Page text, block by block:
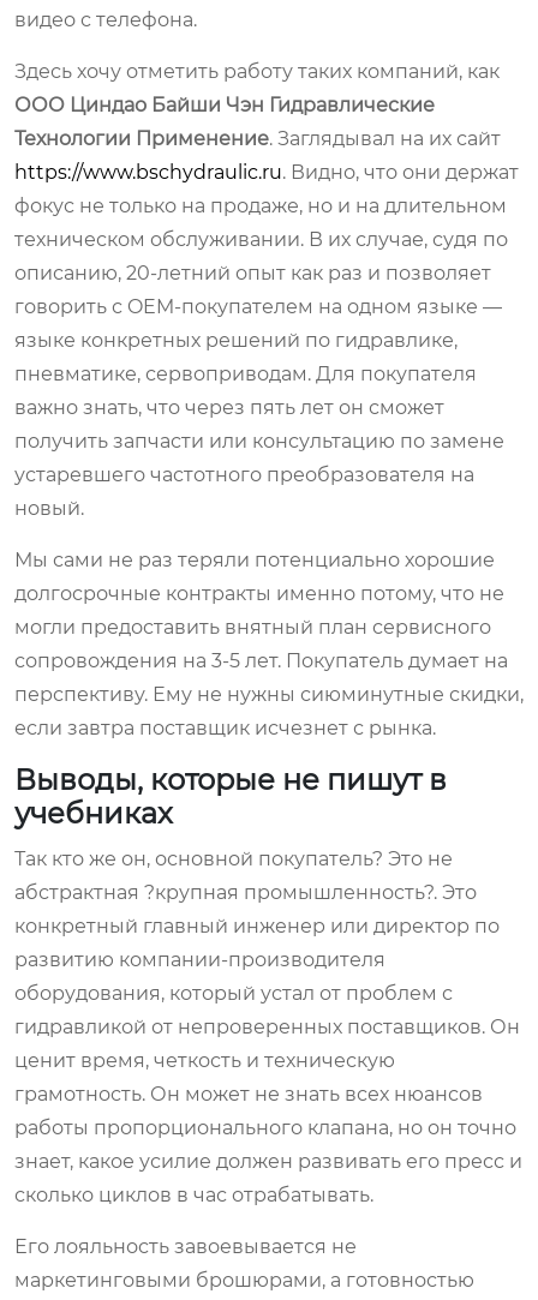
видео с телефона.
Здесь хочу отметить работу таких компаний, как
ООО Циндао Байши Чэн Гидравлические
Технологии Применение. Заглядывал на их сайт
https://www.bschydraulic.ru. Видно, что они держат
фокус не только на продаже, но и на длительном
техническом обслуживании. В их случае, судя по
описанию, 20-летний опыт как раз и позволяет
говорить с OEM-покупателем на одном языке —
языке конкретных решений по гидравлике,
пневматике, сервоприводам. Для покупателя
важно знать, что через пять лет он сможет
получить запчасти или консультацию по замене
устаревшего частотного преобразователя на
новый.
Мы сами не раз теряли потенциально хорошие
долгосрочные контракты именно потому, что не
могли предоставить внятный план сервисного
сопровождения на 3-5 лет. Покупатель думает на
перспективу. Ему не нужны сиюминутные скидки,
если завтра поставщик исчезнет с рынка.
Выводы, которые не пишут в
учебниках
Так кто же он, основной покупатель? Это не
абстрактная ?крупная промышленность?. Это
конкретный главный инженер или директор по
развитию компании-производителя
оборудования, который устал от проблем с
гидравликой от непроверенных поставщиков. Он
ценит время, четкость и техническую
грамотность. Он может не знать всех нюансов
работы пропорционального клапана, но он точно
знает, какое усилие должен развивать его пресс и
сколько циклов в час отрабатывать.
Его лояльность завоевывается не
маркетинговыми брошюрами, а готовностью